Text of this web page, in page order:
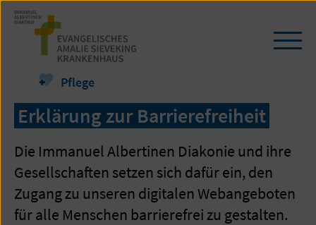
Zum
Seiteninhalt
springen
Pflege
Erklärung zur Barrierefreiheit
Die Immanuel Albertinen Diakonie und ihre
Gesellschaften setzen sich dafür ein, den
Zugang zu unseren digitalen Webangeboten
für alle Menschen barrierefrei zu gestalten.